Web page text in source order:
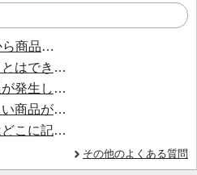
淘宝やアリババのURLから商品を探すことはできますか？
事前に国際送料を知ることはできますか？
在庫売切などで入金超過が発生した場合はいつ返金されますか？
注文送信後、他にも欲しい商品が見つかった場合、追加注文できますか？
銀行振り込みの振込先はどこに記載されていますか？
その他のよくある質問